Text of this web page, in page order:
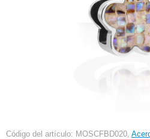
Código del artículo: MOSCFBD020,